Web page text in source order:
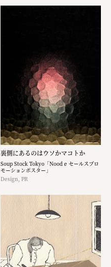
裏側にあるのはウソかマコトか
Soup Stock Tokyo「Nood e セールスプロ
モーションポスター」
Design, PR